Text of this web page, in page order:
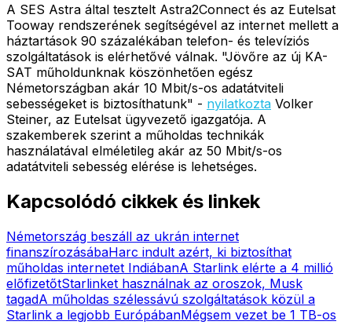
A SES Astra által tesztelt Astra2Connect és az Eutelsat
Tooway rendszerének segítségével az internet mellett a
háztartások 90 százalékában telefon- és televíziós
szolgáltatások is elérhetővé válnak. "Jövőre az új KA-
SAT műholdunknak köszönhetően egész
Németországban akár 10 Mbit/s-os adatátviteli
sebességeket is biztosíthatunk" - nyilatkozta Volker
Steiner, az Eutelsat ügyvezető igazgatója. A
szakemberek szerint a műholdas technikák
használatával elméletileg akár az 50 Mbit/s-os
adatátviteli sebesség elérése is lehetséges.
Kapcsolódó cikkek és linkek
Németország beszáll az ukrán internet
finanszírozásábaHarc indult azért, ki biztosíthat
műholdas internetet IndiábanA Starlink elérte a 4 millió
előfizetőtStarlinket használnak az oroszok, Musk
tagadA műholdas szélessávú szolgáltatások közül a
Starlink a legjobb EurópábanMégsem vezet be 1 TB-os